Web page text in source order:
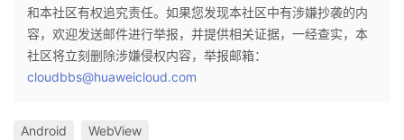
和本社区有权追究责任。如果您发现本社区中有涉嫌抄袭的内
容，欢迎发送邮件进行举报，并提供相关证据，一经查实，本
社区将立刻删除涉嫌侵权内容，举报邮箱：
cloudbbs@huaweicloud.com
Android WebView